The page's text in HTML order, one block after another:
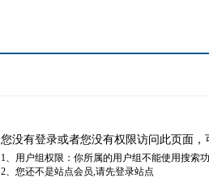
您没有登录或者您没有权限访问此页面
1、用户组权限：你所属的用户组不能使用搜索
2、您还不是站点会员,请先登录站点